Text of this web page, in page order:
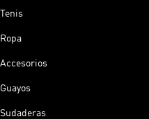
Tenis
Ropa
Accesorios
Guayos
Sudaderas